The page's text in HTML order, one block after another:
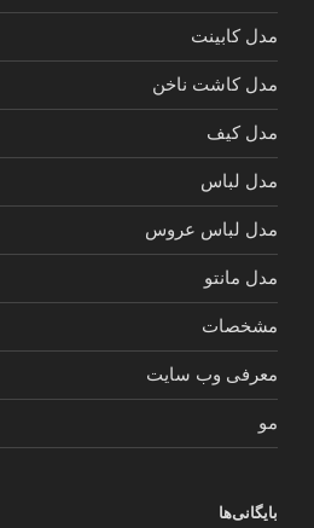
مدل کابینت
مدل کاشت ناخن
مدل کیف
مدل لباس
مدل لباس عروس
مدل مانتو
مشخصات
معرفی وب سایت
مو
بایگانی‌ها